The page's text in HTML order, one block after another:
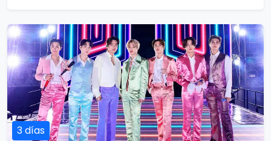
3 días